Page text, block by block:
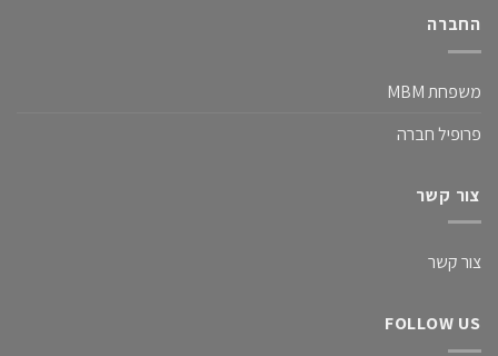
החברה
משפחת MBM
פרופיל חברה
צור קשר
צור קשר
FOLLOW US